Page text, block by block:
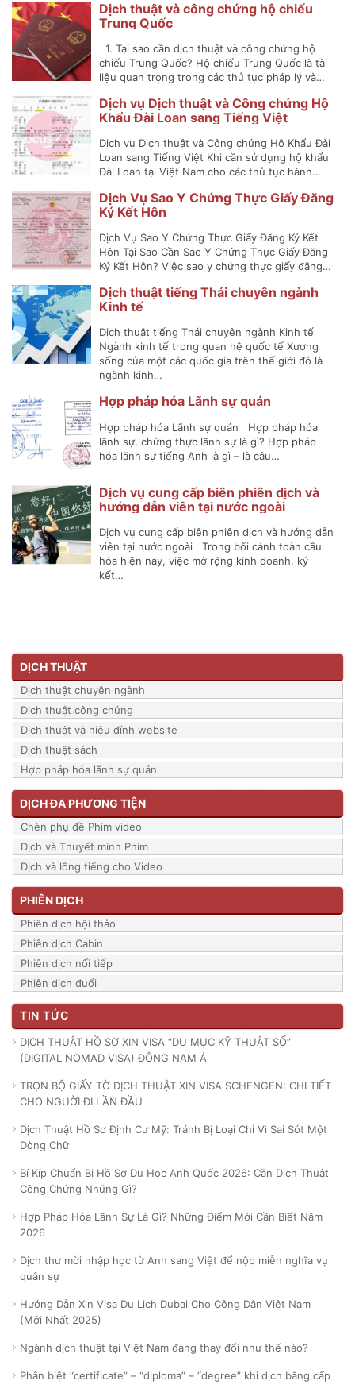
Dịch thuật và công chứng hộ chiếu
Trung Quốc
1. Tại sao cần dịch thuật và công chứng hộ
chiếu Trung Quốc? Hộ chiếu Trung Quốc là tài
liệu quan trọng trong các thủ tục pháp lý và…
Dịch vụ Dịch thuật và Công chứng Hộ
Khẩu Đài Loan sang Tiếng Việt
Dịch vụ Dịch thuật và Công chứng Hộ Khẩu Đài
Loan sang Tiếng Việt Khi cần sử dụng hộ khẩu
Đài Loan tại Việt Nam cho các thủ tục hành…
Dịch Vụ Sao Y Chứng Thực Giấy Đăng
Ký Kết Hôn
Dịch Vụ Sao Y Chứng Thực Giấy Đăng Ký Kết
Hôn Tại Sao Cần Sao Y Chứng Thực Giấy Đăng
Ký Kết Hôn? Việc sao y chứng thực giấy đăng…
Dịch thuật tiếng Thái chuyên ngành
Kinh tế
Dịch thuật tiếng Thái chuyên ngành Kinh tế
Ngành kinh tế trong quan hệ quốc tế Xương
sống của một các quốc gia trên thế giới đó là
ngành kinh…
Hợp pháp hóa Lãnh sự quán
Hợp pháp hóa Lãnh sự quán Hợp pháp hóa
lãnh sự, chứng thực lãnh sự là gì? Hợp pháp
hóa lãnh sự tiếng Anh là gì – là câu…
Dịch vụ cung cấp biên phiên dịch và
hướng dẫn viên tại nước ngoài
Dịch vụ cung cấp biên phiên dịch và hướng dẫn
viên tại nước ngoài Trong bối cảnh toàn cầu
hóa hiện nay, việc mở rộng kinh doanh, ký
kết…
DỊCH THUẬT
Dịch thuật chuyên ngành
Dịch thuật công chứng
Dịch thuật và hiệu đính website
Dịch thuật sách
Hợp pháp hóa lãnh sự quán
DỊCH ĐA PHƯƠNG TIỆN
Chèn phụ đề Phim video
Dịch và Thuyết minh Phim
Dịch và lồng tiếng cho Video
PHIÊN DỊCH
Phiên dịch hội thảo
Phiên dịch Cabin
Phiên dịch nối tiếp
Phiên dịch đuổi
TIN TỨC
DỊCH THUẬT HỒ SƠ XIN VISA “DU MỤC KỸ THUẬT SỐ”
(DIGITAL NOMAD VISA) ĐÔNG NAM Á
TRỌN BỘ GIẤY TỜ DỊCH THUẬT XIN VISA SCHENGEN: CHI TIẾT
CHO NGUỜI ĐI LẦN ĐẦU
Dịch Thuật Hồ Sơ Định Cư Mỹ: Tránh Bị Loại Chỉ Vì Sai Sót Một
Dòng Chữ
Bí Kíp Chuẩn Bị Hồ Sơ Du Học Anh Quốc 2026: Cần Dịch Thuật
Công Chứng Những Gì?
Hợp Pháp Hóa Lãnh Sự Là Gì? Những Điểm Mới Cần Biết Năm
2026
Dịch thư mời nhập học từ Anh sang Việt để nộp miễn nghĩa vụ
quân sự
Hướng Dẫn Xin Visa Du Lịch Dubai Cho Công Dân Việt Nam
(Mới Nhất 2025)
Ngành dịch thuật tại Việt Nam đang thay đổi như thế nào?
Phân biệt “certificate” – “diploma” – “degree” khi dịch bằng cấp